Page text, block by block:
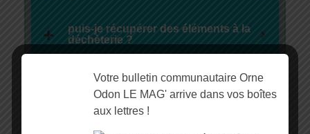
puis-je récupérer des éléments à la
déchèterie ?
puis-je déposer de grandes
quantités de déchets ?
Déchets recyclables
Votre bulletin communautaire Orne
Odon LE MAG' arrive dans vos boîtes
aux lettres !